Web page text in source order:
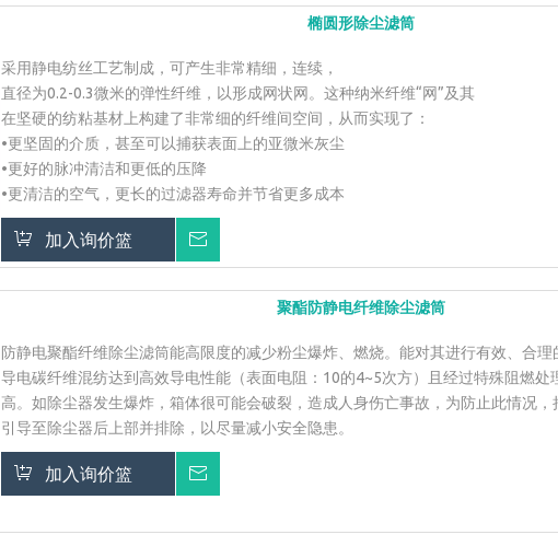
椭圆形除尘滤筒
采用静电纺丝工艺制成，可产生非常精细，连续，
直径为0.2-0.3微米的弹性纤维，以形成网状网。这种纳米纤维“网”及其
在坚硬的纺粘基材上构建了非常细的纤维间空间，从而实现了：
•更坚固的介质，甚至可以捕获表面上的亚微米灰尘
•更好的脉冲清洁和更低的压降
•更清洁的空气，更长的过滤器寿命并节省更多成本
加入询价篮
聚酯防静电纤维除尘滤筒
防静电聚酯纤维除尘滤筒能高限度的减少粉尘爆炸、燃烧。能对其进行有效、合理
导电碳纤维混纺达到高效导电性能（表面电阻：10的4~5次方）且经过特殊阻燃处
高。如除尘器发生爆炸，箱体很可能会破裂，造成人身伤亡事故，为防止此情况
引导至除尘器后上部并排除，以尽量减小安全隐患。
加入询价篮